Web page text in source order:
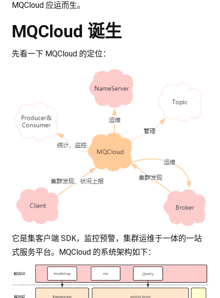
MQCloud 应运而生。
MQCloud 诞生
先看一下 MQCloud 的定位：
它是集客户端 SDK，监控预警，集群运维于一体的一站
式服务平台。MQCloud 的系统架构如下：